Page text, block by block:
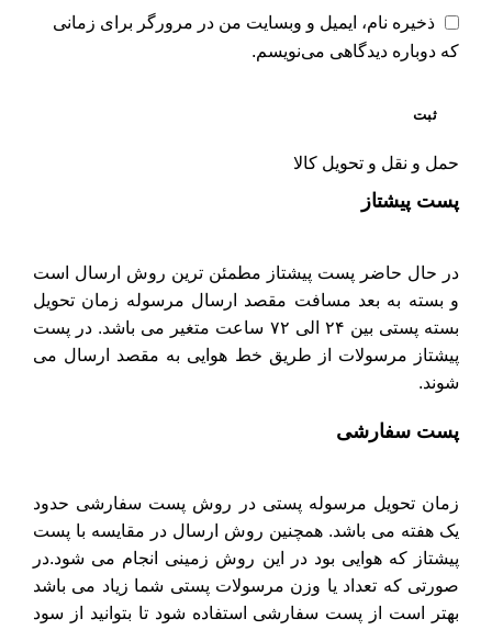
ذخیره نام، ایمیل و وبسایت من در مرورگر برای زمانی
که دوباره دیدگاهی می‌نویسم.
حمل و نقل و تحویل کالا
پست پیشتاز
در حال حاضر پست پیشتاز مطمئن ترین روش ارسال است
و بسته به بعد مسافت مقصد ارسال مرسوله زمان تحویل
بسته پستی بین ۲۴ الی ۷۲ ساعت متغیر می باشد. در پست
پیشتاز مرسولات از طریق خط هوایی به مقصد ارسال می
شوند.
پست سفارشی
زمان تحویل مرسوله پستی در روش پست سفارشی حدود
یک هفته می باشد. همچنین روش ارسال در مقایسه با پست
پیشتاز که هوایی بود در این روش زمینی انجام می شود.در
صورتی که تعداد یا وزن مرسولات پستی شما زیاد می باشد
بهتر است از پست سفارشی استفاده شود تا بتوانید از سود